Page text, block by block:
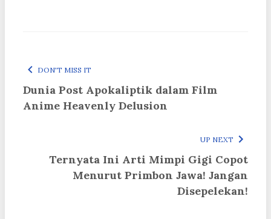
DON'T MISS IT
Dunia Post Apokaliptik dalam Film
Anime Heavenly Delusion
UP NEXT
Ternyata Ini Arti Mimpi Gigi Copot
Menurut Primbon Jawa! Jangan
Disepelekan!